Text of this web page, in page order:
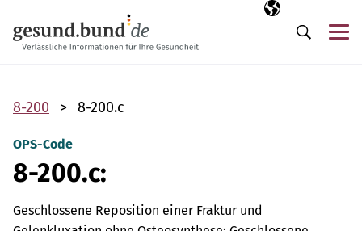
Ausgewählte
DE
Suche
8-200 8-200.c
OPS-Code
8-200.c:
Geschlossene Reposition einer Fraktur und